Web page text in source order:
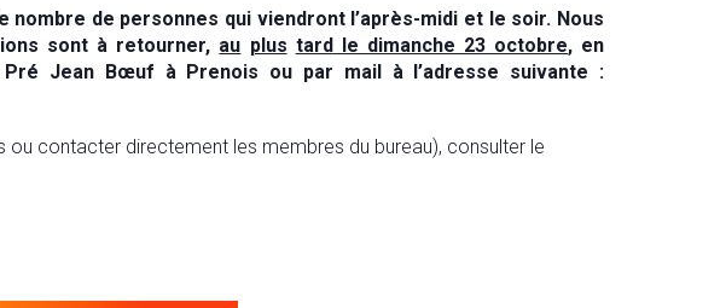
de personnes qui viendront l’après-midi et le soir. Nous
sont à retourner, au plus tardle dimanche 23 octobre, en
Jean Bœuf à Prenois ou par mail à l’adresse suivante :
contacter directement les membres du bureau), consulter le